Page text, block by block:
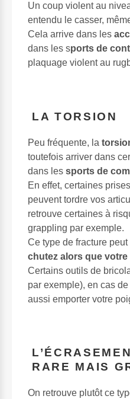
Un coup violent au
entendu le casser,
Cela arrive dans les
dans les sports de
plaquage violent au
LA TORSION
Peu fréquente, la
toutefois arriver dans
dans les sports de
En effet, certaines
peuvent tordre vos
retrouve certaines à
grappling par exemple.
Ce type de fracture
chutez alors que
Certains outils de
par exemple), en cas
aussi emporter votre
RARE MAIS
On retrouve plutôt ce